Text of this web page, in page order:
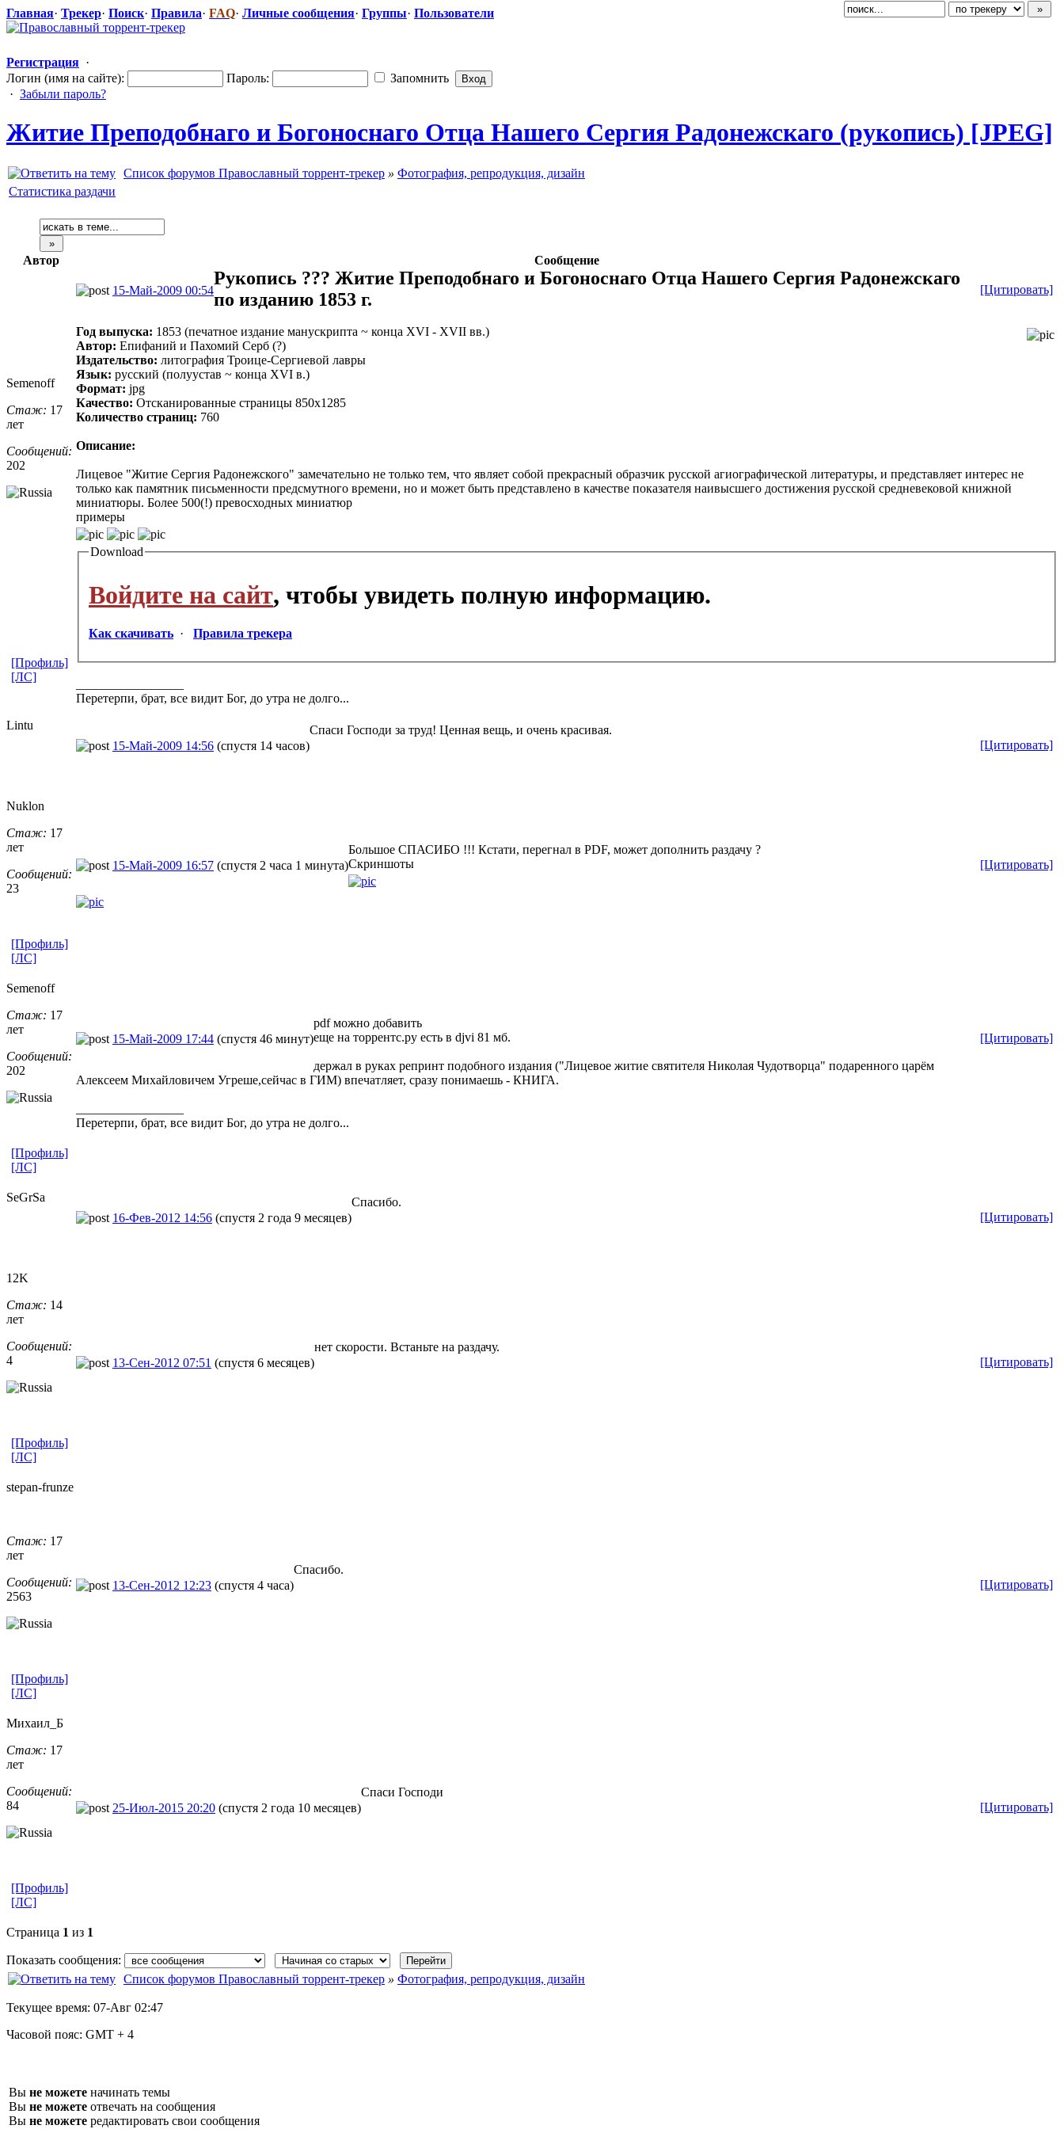
Главная· Трекер· Поиск· Правила· FAQ· Личные сообщения· Группы· Пользователи
Регистрация ·
Логин (имя на сайте):
Пароль:
Запомнить
· Забыли пароль?
Житие Преподобнаго ​ и Богоноснаго Отца Нашего Сергия Радонежскаго ​ (рукопись) [JPEG]
Список форумов Православный торрент-трекер » Фотография, репродукция, дизайн
Статистика раздачи
Автор Сообщение
Semenoff
Стаж: 17
лет
Сообщений:
202
15-Май-2009 00:54 [Цитировать]
Рукопись ??? Житие Преподобнаго и Богоноснаго Отца Нашего Сергия Радонежскаго
по изданию 1853 г.
Год выпуска: 1853 (печатное издание манускрипта ~ конца XVI - XVII вв.)
Автор: Епифаний и Пахомий Серб (?)
Издательство: литография Троице-Сергиевой лавры
Язык: русский (полуустав ~ конца XVI в.)
Формат: jpg
Качество: Отсканированные страницы 850x1285
Количество страниц: 760
Описание:
Лицевое "Житие Сергия Радонежского" замечательно не только тем, что являет собой прекрасный образчик русской агиографической литературы, и представляет интерес не
только как памятник письменности предсмутного времени, но и может быть представлено в качестве показателя наивысшего достижения русской средневековой книжной
миниатюры. Более 500(!) превосходных миниатюр
примеры
Download
Войдите на сайт, чтобы увидеть полную информацию.
Как скачивать · Правила трекера
Пеpетеpпи, бpат, все видит Бог, до утpа не долго...
[Профиль]
[ЛС]
Lintu
15-Май-2009 14:56 (спустя 14 часов) [Цитировать]
Спаси Господи за труд! Ценная вещь, и очень красивая.
Nuklon
Стаж: 17
лет
Сообщений:
23
15-Май-2009 16:57 (спустя 2 часа 1 минута) [Цитировать]
Большое СПАСИБО !!! Кстати, перегнал в PDF, может дополнить раздачу ?
Скриншоты
[Профиль]
[ЛС]
Semenoff
Стаж: 17
лет
Сообщений:
202
15-Май-2009 17:44 (спустя 46 минут) [Цитировать]
pdf можно добавить
еще на торрентс.ру есть в djvi 81 мб.
держал в руках репринт подобного издания ("Лицевое житие святителя Николая Чудотворца" подаренного царём
Алексеем Михайловичем Угреше,сейчас в ГИМ) впечатляет, сразу понимаешь - КНИГА.
Пеpетеpпи, бpат, все видит Бог, до утpа не долго...
[Профиль]
[ЛС]
SeGrSa
16-Фев-2012 14:56 (спустя 2 года 9 месяцев) [Цитировать]
Спасибо.
12K
Стаж: 14
лет
Сообщений:
4
13-Сен-2012 07:51 (спустя 6 месяцев) [Цитировать]
нет скорости. Встаньте на раздачу.
[Профиль]
[ЛС]
stepan-frunz​e
Стаж: 17
лет
Сообщений:
2563
13-Сен-2012 12:23 (спустя 4 часа) [Цитировать]
Спасибо.
[Профиль]
[ЛС]
Михаил_Б
Стаж: 17
лет
Сообщений:
84
25-Июл-2015 20:20 (спустя 2 года 10 месяцев) [Цитировать]
Спаси Господи
[Профиль]
[ЛС]
Страница 1 из 1
Показать сообщения:
Список форумов Православный торрент-трекер » Фотография, репродукция, дизайн
Текущее время: 07-Авг 02:47
Часовой пояс: GMT + 4
Вы не можете начинать темы
Вы не можете отвечать на сообщения
Вы не можете редактировать свои сообщения